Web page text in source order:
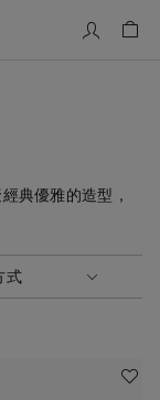
典優雅的造型，
式
加入喜